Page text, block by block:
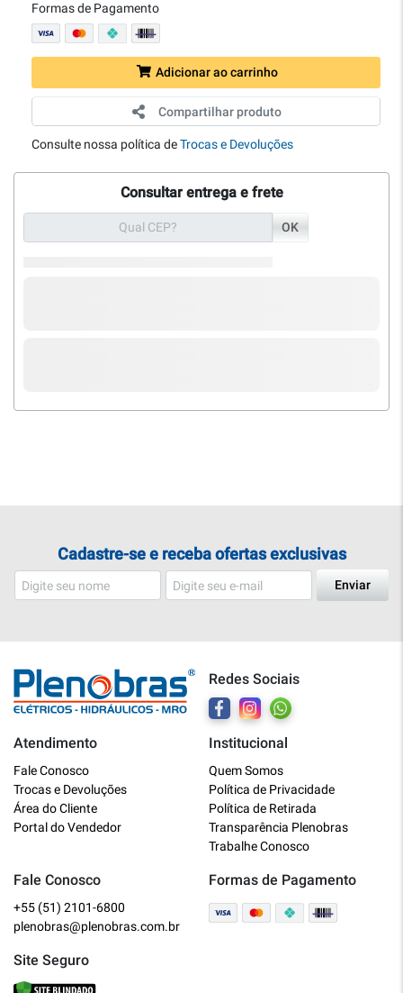
Formas de Pagamento
Adicionar ao carrinho
Compartilhar produto
Consulte nossa política deTrocas e Devoluções
Consultar entrega e frete
OK
Cadastre-se e receba ofertas exclusivas
Enviar
Redes Sociais
Atendimento
Fale Conosco
Trocas e Devoluções
Área do Cliente
Portal do Vendedor
Institucional
Quem Somos
Política de Privacidade
Política de Retirada
Transparência Plenobras
Trabalhe Conosco
Fale Conosco
+55 (51) 2101-6800
plenobras@plenobras.com.br
Formas de Pagamento
Site Seguro
Online
Bem vindo a Plenobras! Aqui você
encontra toda a linha de materiais
O que você deseja?